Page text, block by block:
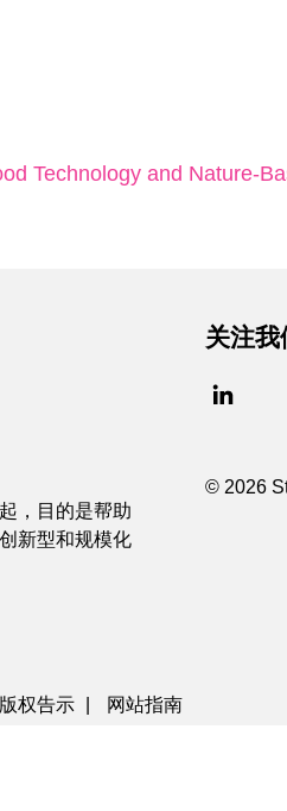
Technology and Nature-
，目的是帮助
新型和规模化
关注我
© 2026
权告示 | 网站指南